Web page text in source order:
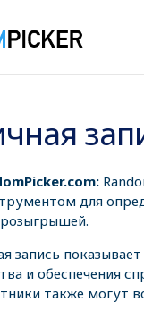
для
запись
и обеспечения
также могут